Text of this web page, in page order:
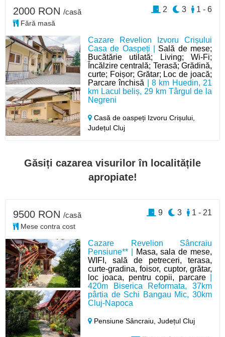
Cazare Revelion Izvoru Crișului
Casa de Oaspeți | Sală de mese;
Bucătărie utilată; Living; Wi-Fi;
Încălzire centrală; Terasă; Grădină,
curte; Foișor; Grătar; Loc de joacă;
Parcare închisă | 8 km Huedin, 21
km Lacul beliș, 29 km Târgul de la
Negreni
Casă de oaspeți Izvoru Crișului,
Județul Cluj
2000 RON /casă
Fără masă
1 - 6
3
2
Găsiți cazarea visurilor în localitățile
apropiate!
Cazare Revelion Sâncraiu
Pensiune** |
Masa, sala de mese,
WIFI, sală de petreceri, terasa,
curte-gradina, foisor, cuptor, grătar,
loc joaca, pentru copii, parcare|
420m Biserica Reformata, 37km
pârtia de Schi Bangau Mic, 30km
Cluj-Napoca
Pensiune Sâncraiu,Județul Cluj
9500 RON /casă
Mese contra cost
1 - 21
3
9